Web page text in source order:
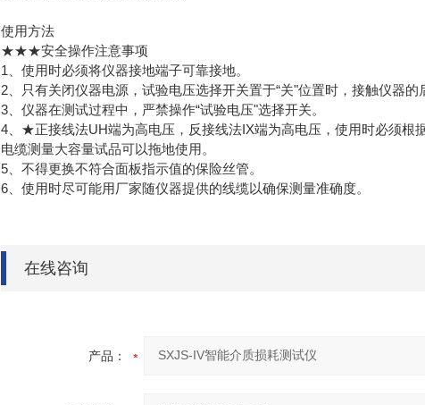
使用方法
★★★安全操作注意事项
1、使用时必须将仪器接地端子可靠接地。
2、只有关闭仪器电源，试验电压选择开关置于“关"位置时，接触仪器
3、仪器在测试过程中，严禁操作“试验电压"选择开关。
4、★正接线法UH端为高电压，反接线法IX端为高电压，使用时必须根
电缆测量大容量试品可以拖地使用。
5、不得更换不符合面板指示值的保险丝管。
6、使用时尽可能用厂家随仪器提供的线缆以确保测量准确度。
在线咨询
产品：